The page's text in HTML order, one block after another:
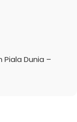
Dunia –